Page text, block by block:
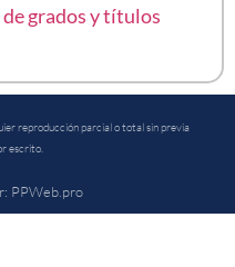
grados y títulos
reproducción parcial o total sin previa
escrito.
PPWeb.pro